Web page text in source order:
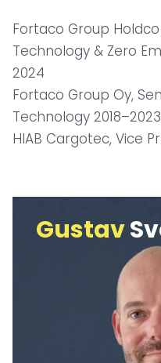
Fortaco Group
Technology & Zero
2024
Fortaco Group Oy,
Technology 2018–2023
HIAB Cargotec, Vice
Gustav